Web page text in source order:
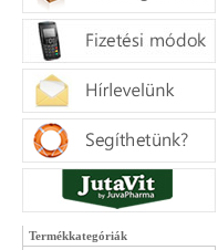
Termékkategóriák